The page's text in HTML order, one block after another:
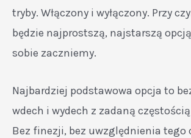
tryby. Włączony i wyłączony. Przy
będzie najprostszą, najstarszą
sobie zaczniemy.
Najbardziej podstawowa opcja to
wdech i wydech z zadaną
Bez finezji, bez uwzględnienia tego